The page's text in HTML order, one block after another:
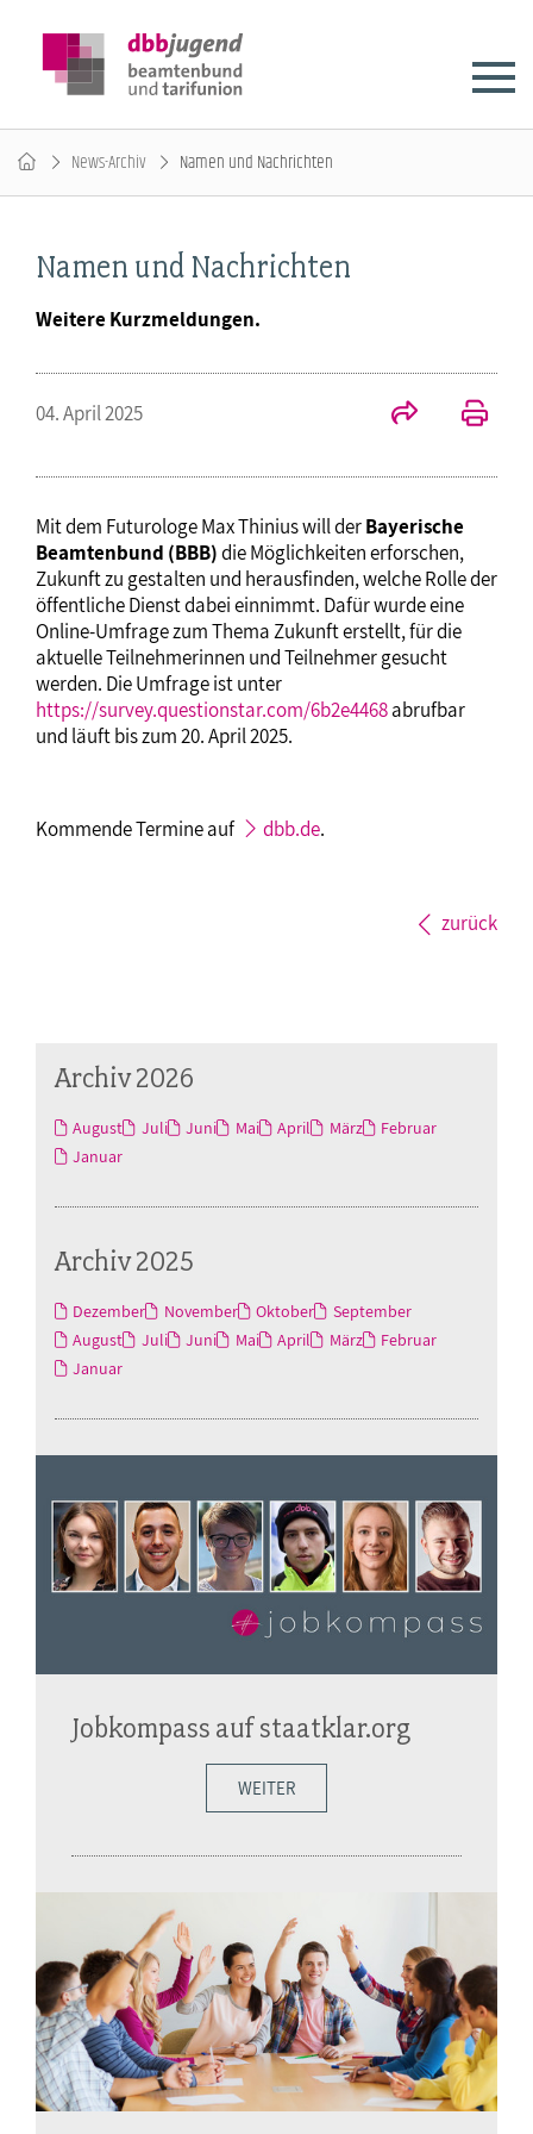
News-Archiv Namen und Nachrichten
Namen und Nachrichten
Weitere Kurzmeldungen.
04. April 2025
Mit dem Futurologe Max Thinius will derBayerische
Beamtenbund (BBB)die Möglichkeiten erforschen,
Zukunft zu gestalten und herausfinden, welche Rolle der
öffentliche Dienst dabei einnimmt. Dafür wurde eine
Online-Umfrage zum Thema Zukunft erstellt, für die
aktuelle Teilnehmerinnen und Teilnehmer gesucht
werden. Die Umfrage ist unter
https://survey.questionstar.com/6b2e4468abrufbar
und läuft bis zum 20. April 2025.
Kommende Termine auf dbb.de.
zurück
Archiv 2026
August Juli Juni Mai April März
Februar
Januar
Archiv 2025
Dezember November Oktober
September
August
Juli Juni Mai April März
Februar
Januar
Jobkompass auf staatklar.org
WEITER